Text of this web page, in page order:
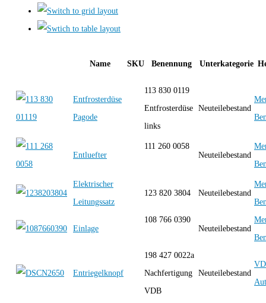
Name SKU Benennung Unterkategorie
Entfrosterdüse
Pagode
113 830 0119
Entfrosterdüse
links
Neuteilebestand
Entluefter
111 260 0058
Neuteilebestand
Elektrischer
Leitungssatz
123 820 3804 Neuteilebestand
Einlage
108 766 0390
Neuteilebestand
Entriegelknopf
198 427 0022a
Nachfertigung
VDB
Neuteilebestand